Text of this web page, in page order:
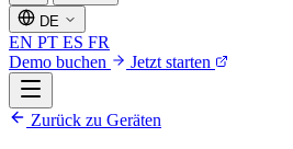
DE
EN PT ES FR
Demo buchen
Jetzt starten
Zurück zu Geräten